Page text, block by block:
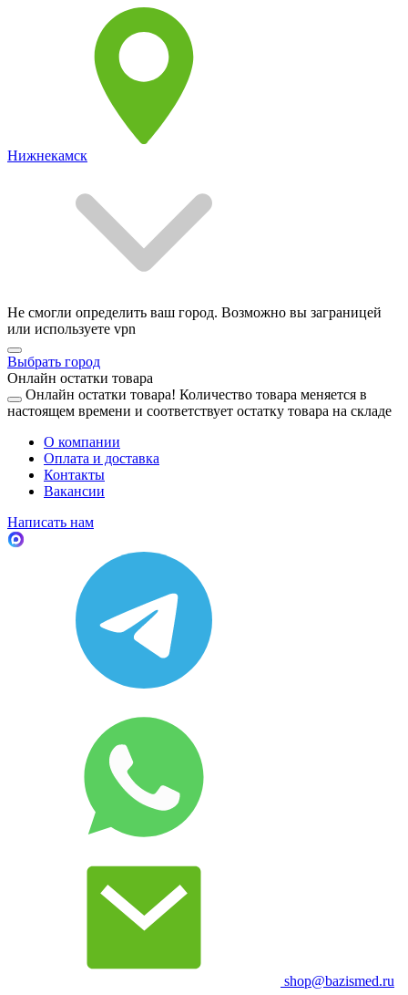
Нижнекамск
Не смогли определить ваш город. Возможно вы заграницей
или используете vpn
Выбрать город
Онлайн остатки товара
Онлайн остатки товара! Количество товара меняется в
настоящем времени и соответствует остатку товара на складе
О компании
Оплата и доставка
Контакты
Вакансии
Написать нам
shop@bazismed.ru